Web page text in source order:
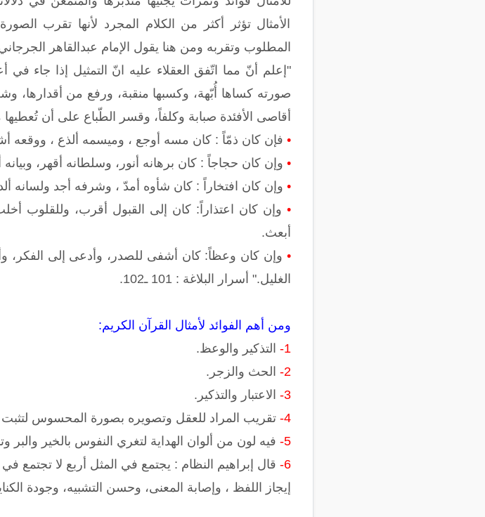
الأمثال تؤثر أكثر من الكلام المجرد لأنها تقرب
المطلوب وتقربه ومن هنا يقول الإمام عبدالقاهر
"إعلم أنّ مما اتّفق العقلاء عليه انّ التمثيل إذا جاء
صورته كساها أُبّهة، وكسبها منقبة، ورفع من أقدارها،
أقاصى الأفئدة صبابة وكلفاً، وقسر الطّباع على أن
• فإن كان ذمّاً : كان مسه أوجع ، وميسمه ألذع ، ووقعه
• وإن كان حجاجاً : كان برهانه أنور، وسلطانه أقهر، وبيانه
• وإن كان افتخاراً : كان شأوه أمدّ ، وشرفه أجد ولسانه
• وإن كان اعتذاراً: كان إلى القبول أقرب، وللقلوب
أبعث.
• وإن كان وعظاً: كان أشفى للصدر، وأدعى إلى الفكر،
الغليل." أسرار البلاغة : 101 ـ102.
ومن أهم الفوائد لأمثال القرآن الكريم:
1-
التذكير والوعظ.
2-
الحث والزجر.
3-
الاعتبار والتذكير.
4- تقريب المراد للعقل وتصويره بصورة المحسوس لتثبت
5- فيه لون من ألوان الهداية لتغري النفوس بالخير والبر
6- قال إبراهيم النظام : يجتمع في المثل أربع لا تجتمع
إيجاز اللفظ ، وإصابة المعنى، وحسن التشبيه، وجودة